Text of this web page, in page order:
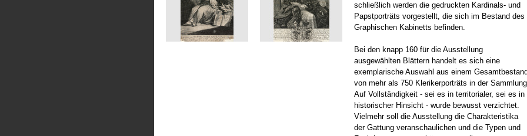
schließlich werden die gedruckten Kardinals- und
Papstporträts vorgestellt, die sich im Bestand des
Graphischen Kabinetts befinden.
Bei den knapp 160 für die Ausstellung
ausgewählten Blättern handelt es sich eine
exemplarische Auswahl aus einem Gesamtbestand
von mehr als 750 Klerikerporträts in der
Auf Vollständigkeit - sei es in territorialer, sei es in
historischer Hinsicht - wurde bewusst verzichtet.
Vielmehr soll die Ausstellung die Charakteristika
der Gattung veranschaulichen und die Typen und